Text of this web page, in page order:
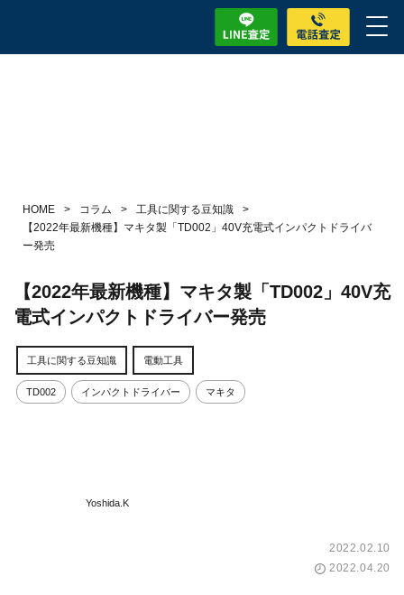
HOME > コラム > 工具に関する豆知識
>
【2022年最新機種】マキタ製「TD002」40V充電式インパクトドライバ
ー発売
【2022年最新機種】マキタ製「TD002」40V充
電式インパクトドライバー発売
工具に関する豆知識 電動工具
TD002 インパクトドライバー マキタ
Yoshida.K
2022.02.10
2022.04.20